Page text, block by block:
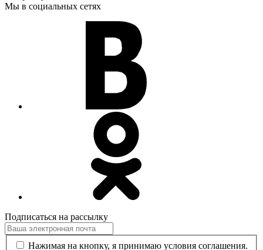
Мы в социальных сетях
Подписаться на рассылку
Нажимая на кнопку, я принимаю условия соглашения.